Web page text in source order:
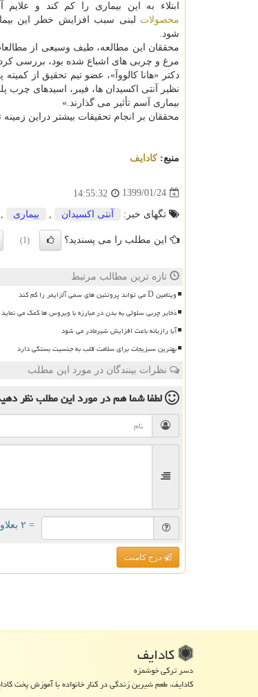
ابتلاء به این بیماری را كم كند و علایم
محصولات لبنی سبب افزایش خطر این
شود.
محققان این مطالعه، طیف وسیعی از
مرغ و چربی های اشباع شده بود، بررسی
دكتر «هانا كالووآ»، عضو تیم تحقیق از
بیماری آسم تأثیر می گذارند.»
محققان بر انجام تحقیقات بیشتر دراین زمینه
منبع:كادایف
1399/01/24
14:55:32
تگهای خبر: آنتی اكسیدان , بیماری ,
این مطلب را می پسندید؟ (1)
تازه ترین مطالب مرتبط
ویتامین D می تواند پروتئین های سمی آلزایمر را کم کند
ذخایر چربی سلولی به بدن در مبارزه با ویروس ها کمک می نماید
آیا رازیانه باعث افزایش شیرمادر می شود
بهترین سبزیجات برای سلامت قلب به جنسیت بستگی دارد
نظرات بینندگان در مورد این مطلب
لطفا شما همدر مورد این مطلبنظر
= ۲ بعلاوه ۱
درج کامنت
كادایف
دسر ترکی خوشمزه
کادایف، طعم شیرین زندگی در کنار خانواده با آموزش پخت